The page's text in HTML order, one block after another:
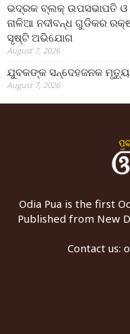
ଭଦ୍ରକ ବ୍ଲକ୍ ଉପସଭାପତି ଓ
ନାଳିଆ ନଦୀବନ୍ଧ ଗୁଡିକର
ସୃଷ୍ଟି ଅଭିଯୋଗ
August 7, 2026
ଯୁବକଙ୍କ ସନ୍ଦେହଜନକ ମୃତ୍ୟୁ
August 7, 2026
Odia Pua is the first
Published from New
Contact us: